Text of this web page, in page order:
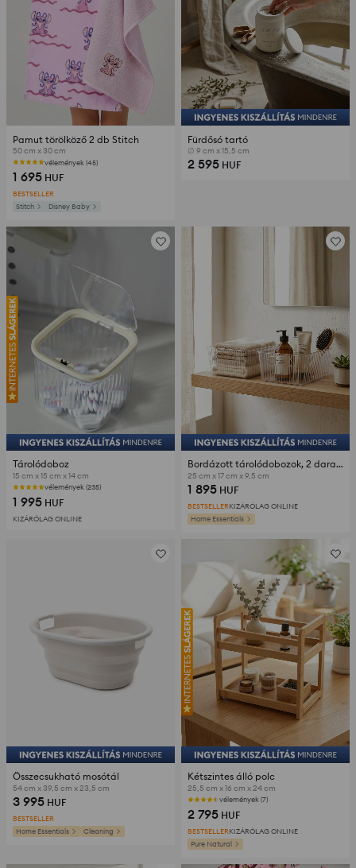
Pamut törölköző 2 db Stitch
50 cm x 30 cm
vélemények (45)
1 695 HUF
BESTSELLER
Stitch
Disney Baby
Fürdősó tartó
∅ 9 cm x 15,5 cm
2 595 HUF
Tárolódoboz
15 cm x 15 cm x 14 cm
vélemények (235)
1 995 HUF
KIZÁRÓLAG ONLINE
Bordázott tárolódobozok, 2 darabos készlet
25 cm x 17 cm x 9,5 cm
1 895 HUF
BESTSELLERKIZÁRÓLAG ONLINE
Home Essentials
Összecsukható mosótál
54 cm x 39,5 cm x 23,5 cm
3 995 HUF
BESTSELLER
Home Essentials
Cleaning
Kétszintes álló polc
25,5 cm x 16 cm x 24 cm
vélemények (7)
2 795 HUF
BESTSELLERKIZÁRÓLAG ONLINE
Pure Natural